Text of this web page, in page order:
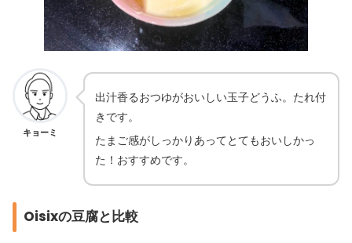
キョーミ
出汁香るおつゆがおいしい玉子どうふ。たれ付
きです。
たまご感がしっかりあってとてもおいしかっ
た！おすすめです。
Oisixの豆腐と比較